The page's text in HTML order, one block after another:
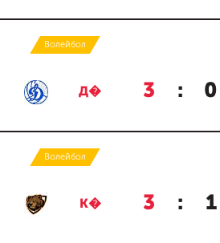
Волейбол
Д� 3 : 0
Волейбол
К� 3 : 1